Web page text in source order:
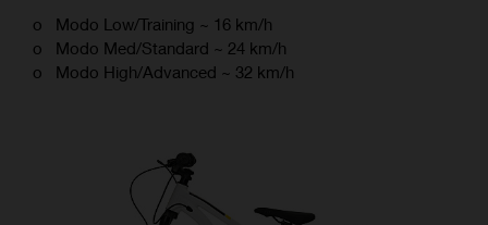
o Modo Low/Training ~ 16 km/h
o Modo Med/Standard ~ 24 km/h
o Modo High/Advanced ~ 32 km/h